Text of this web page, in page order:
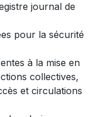
journal de
pour la sécurité
à la mise en
collectives,
et circulations